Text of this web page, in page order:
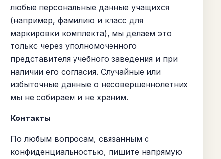
любые персональные данные учащихся
(например, фамилию и класс для
маркировки комплекта), мы делаем это
только через уполномоченного
представителя учебного заведения и при
наличии его согласия. Случайные или
избыточные данные о несовершеннолетних
мы не собираем и не храним.
Контакты
По любым вопросам, связанным с
конфиденциальностью, пишите напрямую